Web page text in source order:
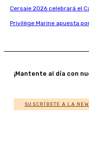
Cersaie 2026 celebrará el
Privilège Marine apuesta
¡Mantente al día con
SUSCRÍBETE A LA